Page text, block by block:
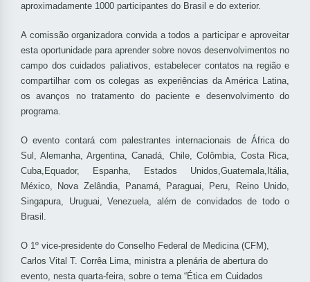
aproximadamente 1000 participantes do Brasil e do exterior.
A comissão organizadora convida a todos a participar e aproveitar
esta oportunidade para aprender sobre novos desenvolvimentos no
campo dos cuidados paliativos, estabelecer contatos na região e
compartilhar com os colegas as experiências da América Latina,
os avanços no tratamento do paciente e desenvolvimento do
programa.
O evento contará com palestrantes internacionais de África do
Sul, Alemanha, Argentina, Canadá, Chile, Colômbia, Costa Rica,
Cuba,Equador, Espanha, Estados Unidos,Guatemala,Itália,
México, Nova Zelândia, Panamá, Paraguai, Peru, Reino Unido,
Singapura, Uruguai, Venezuela, além de convidados de todo o
Brasil.
O 1º vice-presidente do Conselho Federal de Medicina (CFM),
Carlos Vital T. Corrêa Lima, ministra a plenária de abertura do
evento, nesta quarta-feira, sobre o tema “Ética em Cuidados